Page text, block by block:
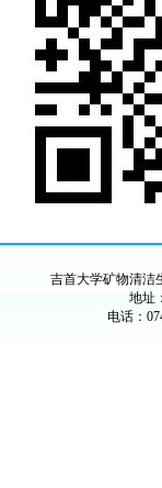
吉首大学矿物清洁
地址
电话：